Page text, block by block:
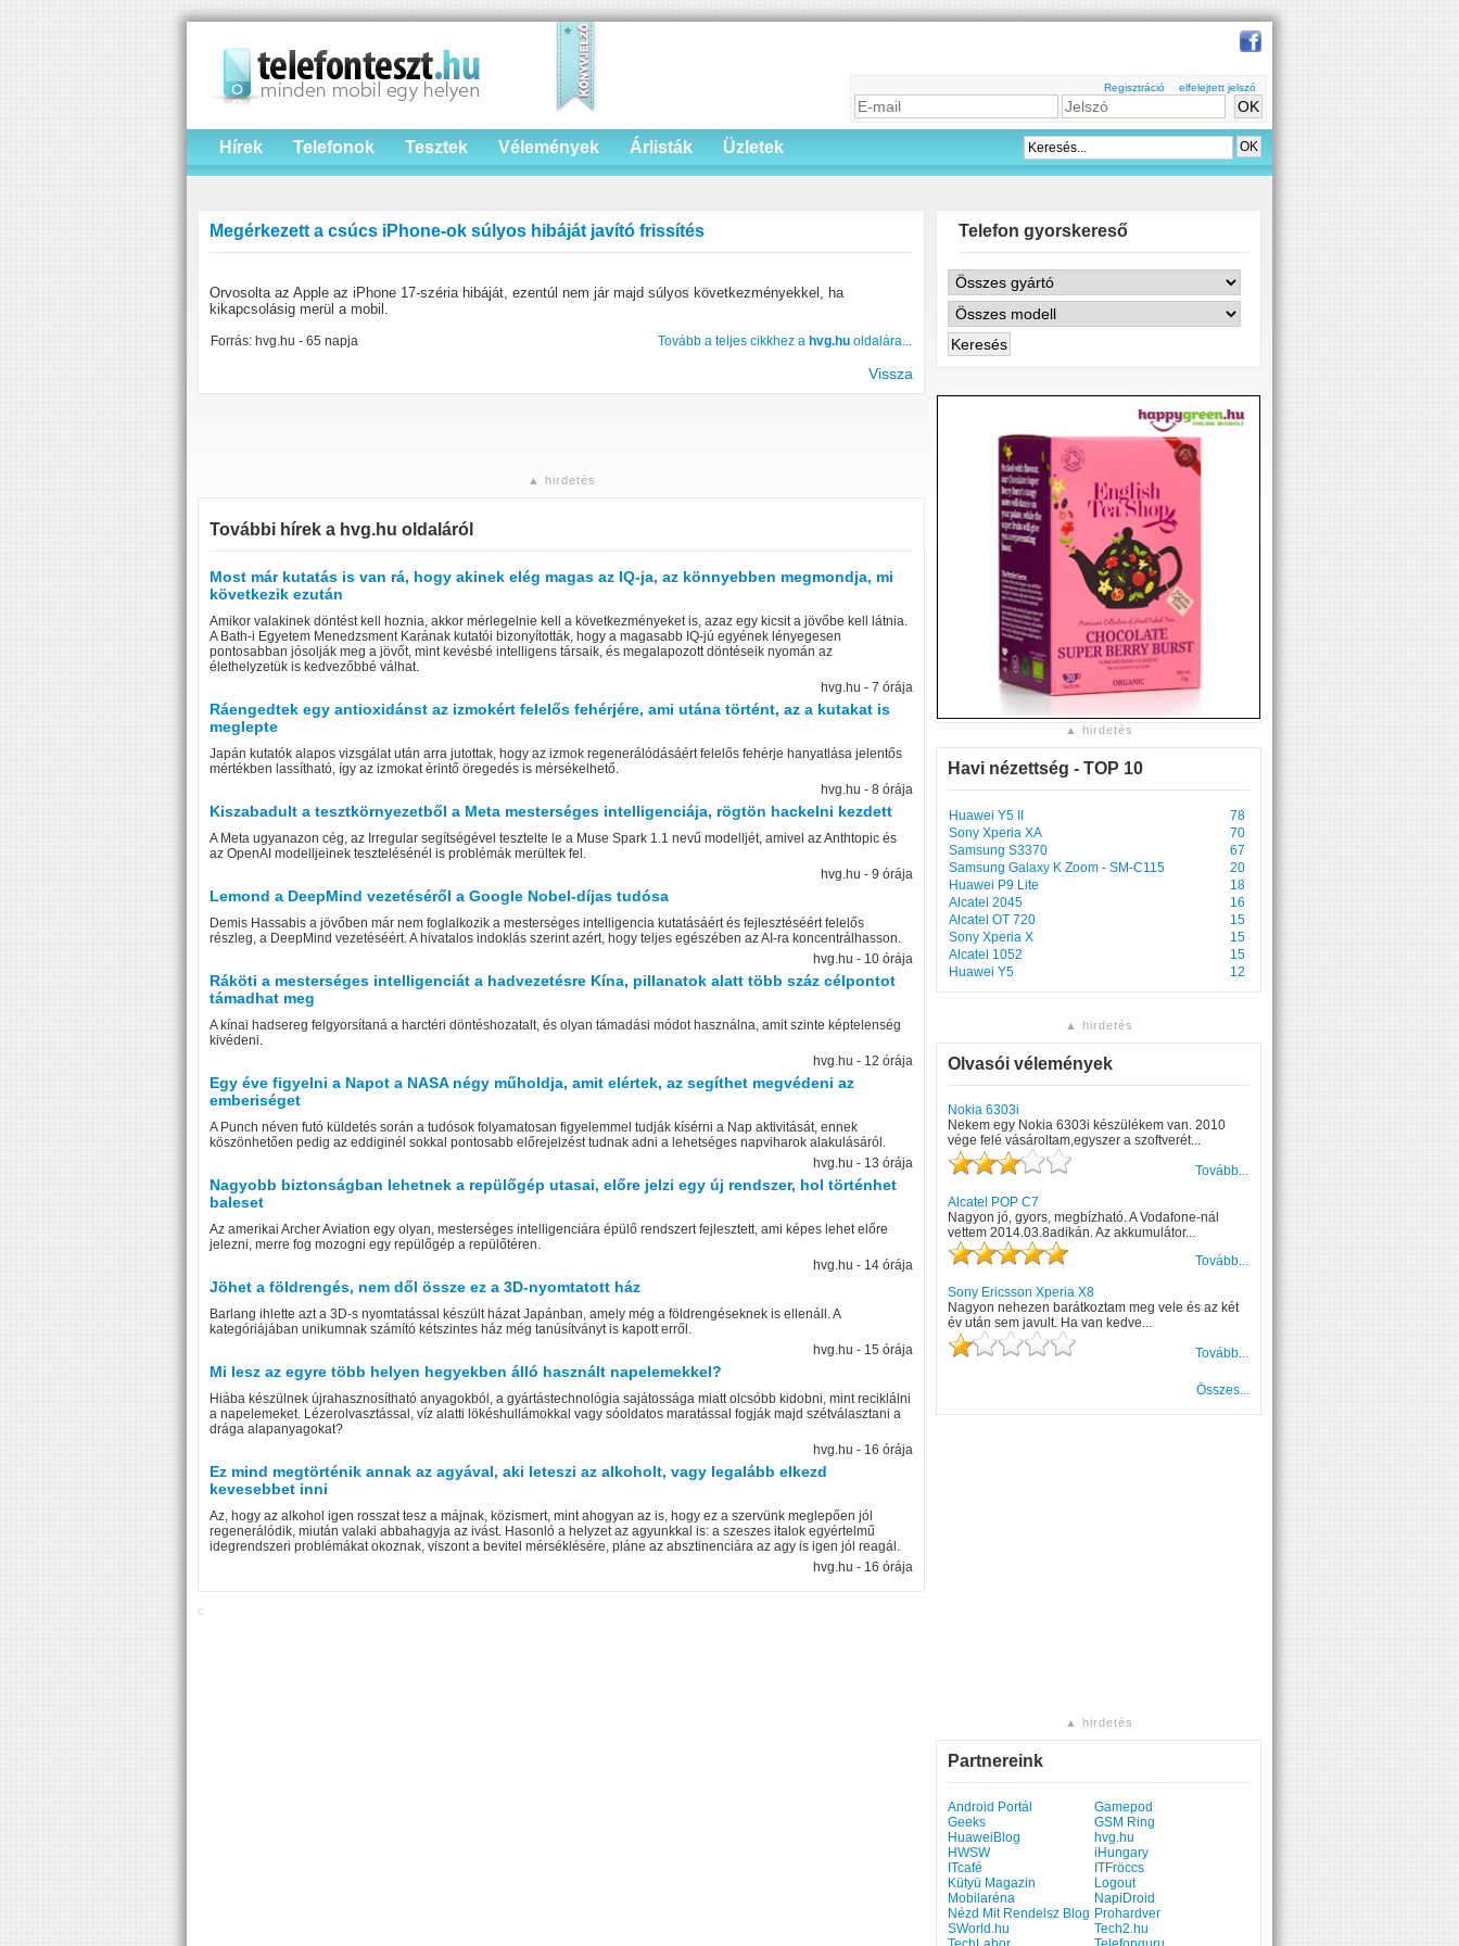
Regisztráció elfelejtett jelszó
Hírek Telefonok Tesztek Vélemények Árlisták Üzletek
Megérkezett a csúcs iPhone-ok súlyos hibáját javító frissítés
Orvosolta az Apple az iPhone 17-széria hibáját, ezentúl nem jár majd súlyos következményekkel, ha
kikapcsolásig merül a mobil.
Forrás: hvg.hu - 65 napja Tovább a teljes cikkhez a hvg.hu oldalára...
Vissza
▲ hirdetés
További hírek a hvg.hu oldaláról
Most már kutatás is van rá, hogy akinek elég magas az IQ-ja, az könnyebben megmondja, mi
következik ezután
Amikor valakinek döntést kell hoznia, akkor mérlegelnie kell a következményeket is, azaz egy kicsit a jövőbe kell látnia.
A Bath-i Egyetem Menedzsment Karának kutatói bizonyították, hogy a magasabb IQ-jú egyének lényegesen
pontosabban jósolják meg a jövőt, mint kevésbé intelligens társaik, és megalapozott döntéseik nyomán az
élethelyzetük is kedvezőbbé válhat.
hvg.hu - 7 órája
Ráengedtek egy antioxidánst az izmokért felelős fehérjére, ami utána történt, az a kutakat is
meglepte
Japán kutatók alapos vizsgálat után arra jutottak, hogy az izmok regenerálódásáért felelős fehérje hanyatlása jelentős
mértékben lassítható, így az izmokat érintő öregedés is mérsékelhető.
hvg.hu - 8 órája
Kiszabadult a tesztkörnyezetből a Meta mesterséges intelligenciája, rögtön hackelni kezdett
A Meta ugyanazon cég, az Irregular segítségével tesztelte le a Muse Spark 1.1 nevű modelljét, amivel az Anthtopic és
az OpenAI modelljeinek tesztelésénél is problémák merültek fel.
hvg.hu - 9 órája
Lemond a DeepMind vezetéséről a Google Nobel-díjas tudósa
Demis Hassabis a jövőben már nem foglalkozik a mesterséges intelligencia kutatásáért és fejlesztéséért felelős
részleg, a DeepMind vezetéséért. A hivatalos indoklás szerint azért, hogy teljes egészében az AI-ra koncentrálhasson.
hvg.hu - 10 órája
Ráköti a mesterséges intelligenciát a hadvezetésre Kína, pillanatok alatt több száz célpontot
támadhat meg
A kínai hadsereg felgyorsítaná a harctéri döntéshozatalt, és olyan támadási módot használna, amit szinte képtelenség
kivédeni.
hvg.hu - 12 órája
Egy éve figyelni a Napot a NASA négy műholdja, amit elértek, az segíthet megvédeni az
emberiséget
A Punch néven futó küldetés során a tudósok folyamatosan figyelemmel tudják kísérni a Nap aktivitását, ennek
köszönhetően pedig az eddiginél sokkal pontosabb előrejelzést tudnak adni a lehetséges napviharok alakulásáról.
hvg.hu - 13 órája
Nagyobb biztonságban lehetnek a repülőgép utasai, előre jelzi egy új rendszer, hol történhet
baleset
Az amerikai Archer Aviation egy olyan, mesterséges intelligenciára épülő rendszert fejlesztett, ami képes lehet előre
jelezni, merre fog mozogni egy repülőgép a repülőtéren.
hvg.hu - 14 órája
Jöhet a földrengés, nem dől össze ez a 3D-nyomtatott ház
Barlang ihlette azt a 3D-s nyomtatással készült házat Japánban, amely még a földrengéseknek is ellenáll. A
kategóriájában unikumnak számító kétszintes ház még tanúsítványt is kapott erről.
hvg.hu - 15 órája
Mi lesz az egyre több helyen hegyekben álló használt napelemekkel?
Hiába készülnek újrahasznosítható anyagokból, a gyártástechnológia sajátossága miatt olcsóbb kidobni, mint reciklálni
a napelemeket. Lézerolvasztással, víz alatti lökéshullámokkal vagy sóoldatos maratással fogják majd szétválasztani a
drága alapanyagokat?
hvg.hu - 16 órája
Ez mind megtörténik annak az agyával, aki leteszi az alkoholt, vagy legalább elkezd
kevesebbet inni
Az, hogy az alkohol igen rosszat tesz a májnak, közismert, mint ahogyan az is, hogy ez a szervünk meglepően jól
regenerálódik, miután valaki abbahagyja az ivást. Hasonló a helyzet az agyunkkal is: a szeszes italok egyértelmű
idegrendszeri problémákat okoznak, viszont a bevitel mérséklésére, pláne az absztinenciára az agy is igen jól reagál.
hvg.hu - 16 órája
C
Telefon gyorskereső
▲ hirdetés
Havi nézettség - TOP 10
Huawei Y5 II
78
Sony Xperia XA
70
Samsung S3370
67
Samsung Galaxy K Zoom - SM-C115
20
Huawei P9 Lite
18
Alcatel 2045
16
Alcatel OT 720
15
Sony Xperia X
15
Alcatel 1052
15
Huawei Y5
12
▲ hirdetés
Olvasói vélemények
Nokia 6303i
Nekem egy Nokia 6303i készülékem van. 2010
vége felé vásároltam,egyszer a szoftverét...
Tovább...
Alcatel POP C7
Nagyon jó, gyors, megbízható. A Vodafone-nál
vettem 2014.03.8adikán. Az akkumulátor...
Tovább...
Sony Ericsson Xperia X8
Nagyon nehezen barátkoztam meg vele és az két
év után sem javult. Ha van kedve...
Tovább...
Összes...
▲ hirdetés
Partnereink
Android Portál
Gamepod
Geeks
GSM Ring
HuaweiBlog
hvg.hu
HWSW
iHungary
ITcafé
ITFröccs
Kütyü Magazin
Logout
Mobilaréna
NapiDroid
Nézd Mit Rendelsz Blog Prohardver
SWorld.hu
Tech2.hu